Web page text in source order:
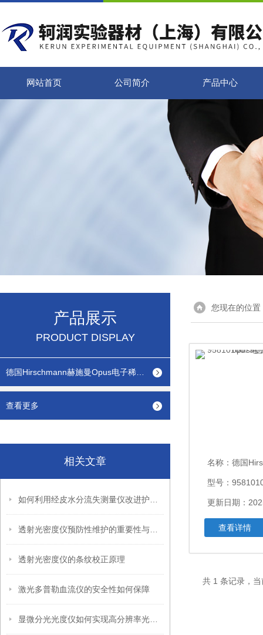
网站首页 公司简介 产品中心
产品展示
PRODUCT DISPLAY
查看更多
相关文章
透射光密度仪的条纹校正原理
激光多普勒血流仪的安全性如何保障
您现在的位置
名称： 德国
型号：
更新日期：
查看详情
共 1 条记录，